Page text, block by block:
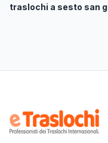
traslochi a sesto san